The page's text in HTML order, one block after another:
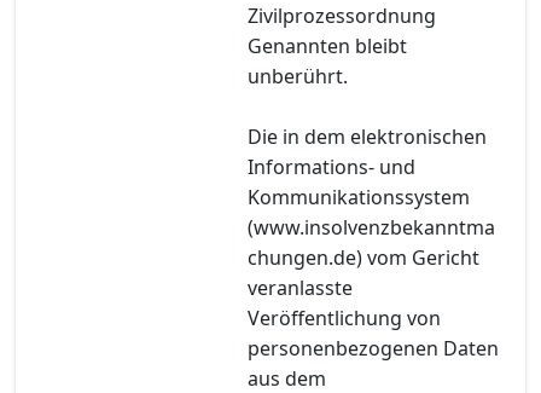
Zivilprozessordnung
Genannten bleibt
unberührt.
Die in dem elektronischen
Informations- und
Kommunikationssystem
(www.insolvenzbekanntma
chungen.de) vom Gericht
veranlasste
Veröffentlichung von
personenbezogenen Daten
aus dem